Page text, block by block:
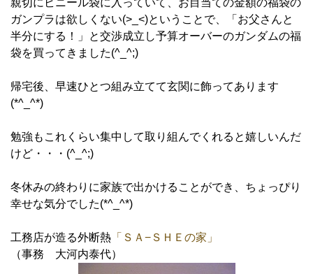
親切にビニール袋に入っていて、お目当ての金額の福袋の
ガンプラは欲しくない(>_<)ということで、「お父さんと
半分にする！」と交渉成立し予算オーバーのガンダムの福
袋を買ってきました(^_^;)
帰宅後、早速ひとつ組み立てて玄関に飾ってあります
(*^_^*)
勉強もこれくらい集中して取り組んでくれると嬉しいんだ
けど・・・(^_^;)
冬休みの終わりに家族で出かけることができ、ちょっぴり
幸せな気分でした(*^_^*)
工務店が造る外断熱 「ＳＡ−ＳＨＥの家」
（事務 大河内泰代）